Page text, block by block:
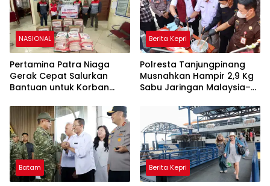
NASIONAL
Pertamina Patra Niaga
Gerak Cepat Salurkan
Bantuan untuk Korban
Berita Kepri
Polresta Tanjungpinang
Musnahkan Hampir 2,9 Kg
Sabu Jaringan Malaysia–
Ribuan Jiwa
Batam Berita Kepri